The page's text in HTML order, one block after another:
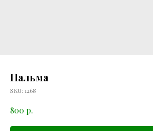
Пальма
SKU: 1268
800 р.